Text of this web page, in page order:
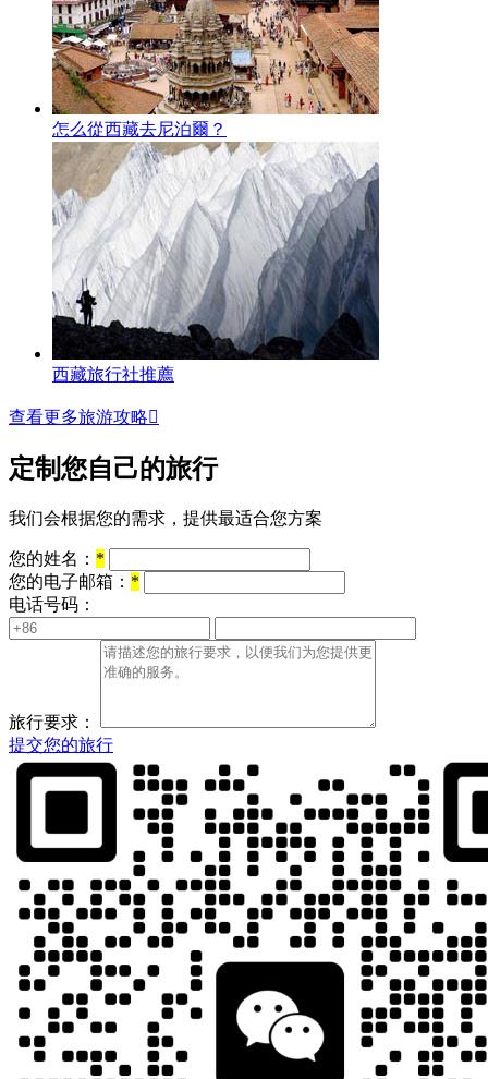
怎么從西藏去尼泊爾？
西藏旅行社推薦
查看更多旅游攻略
定制您自己的旅行
我们会根据您的需求，提供最适合您方案
您的姓名： *
您的电子邮箱： *
电话号码：
旅行要求：
提交您的旅行